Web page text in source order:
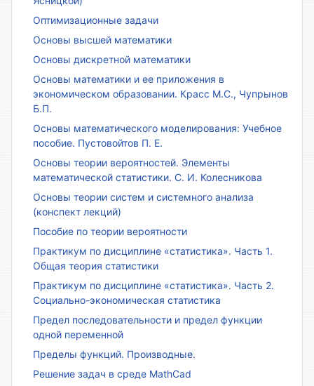
Оптимизационные задачи
Основы высшей математики
Основы дискретной математики
Основы математики и ее приложения в
экономическом образовании. Красс М.С., Чупрынов
Б.П.
Основы математического моделирования: Учебное
пособие. Пустовойтов П. Е.
Основы теории вероятностей. Элементы
математической статистики. С. И. Колесникова
Основы теории систем и системного анализа
(конспект лекций)
Пособие по теории вероятности
Практикум по дисциплине «статистика». Часть 1.
Общая теория статистики
Практикум по дисциплине «статистика». Часть 2.
Социально-экономическая статистика
Предел последовательности и предел функции
одной переменной
Пределы функций. Производные.
Решение задач в среде MathCad